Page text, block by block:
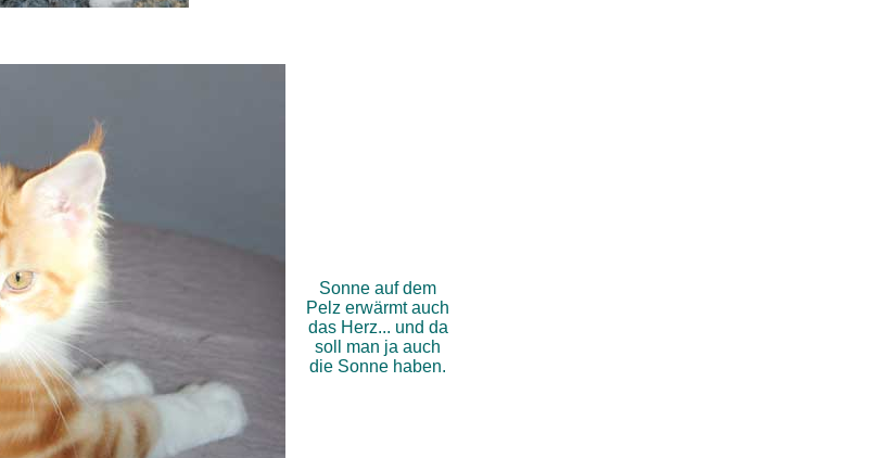
Sonne auf dem
Pelz erwärmt auch
das Herz... und da
soll man ja auch
die Sonne haben.